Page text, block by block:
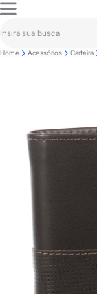
Home Acessórios Carteira